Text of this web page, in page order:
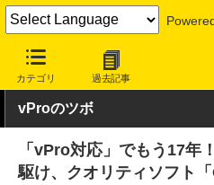
カテゴリ 過去記事
INTERNET Watch トピック
vProのツボ
「vPro対応」でもう17年
駆け、クオリティソフト